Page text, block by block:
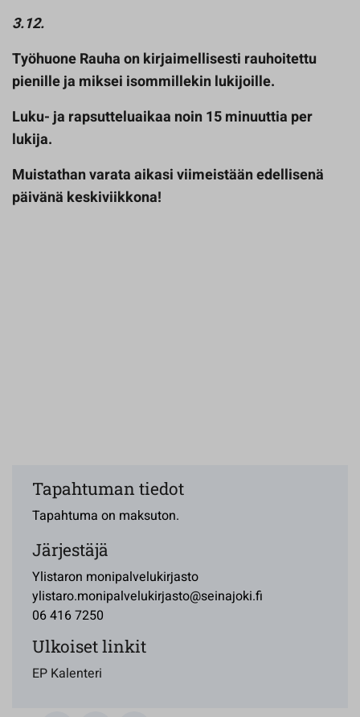
3.12.
Työhuone Rauha on kirjaimellisesti rauhoitettu
pienille ja miksei isommillekin lukijoille.
Luku- ja rapsutteluaikaa noin 15 minuuttia per
lukija.
Muistathan varata aikasi viimeistään edellisenä
päivänä keskiviikkona!
Tapahtuman tiedot
Tapahtuma on maksuton.
Järjestäjä
Ylistaron monipalvelukirjasto
ylistaro.monipalvelukirjasto@seinajoki.fi
06 416 7250
Ulkoiset linkit
EP Kalenteri